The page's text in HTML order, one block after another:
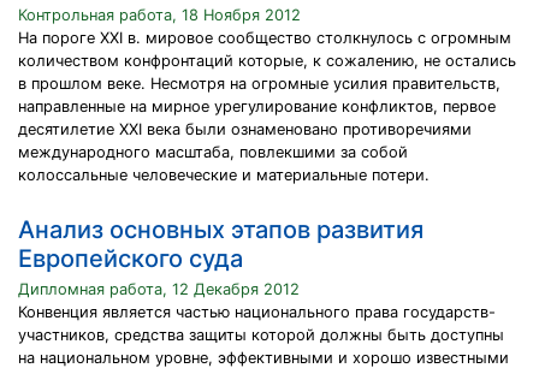
Контрольная работа, 18 Ноября 2012
На пороге XXI в. мировое сообщество столкнулось с огромным
количеством конфронтаций которые, к сожалению, не остались
в прошлом веке. Несмотря на огромные усилия правительств,
направленные на мирное урегулирование конфликтов, первое
десятилетие XXI века были ознаменовано противоречиями
международного масштаба, повлекшими за собой
колоссальные человеческие и материальные потери.
Анализ основных этапов развития
Европейского суда
Дипломная работа, 12 Декабря 2012
Конвенция является частью национального права государств-
участников, средства защиты которой должны быть доступны
на национальном уровне, эффективными и хорошо известными